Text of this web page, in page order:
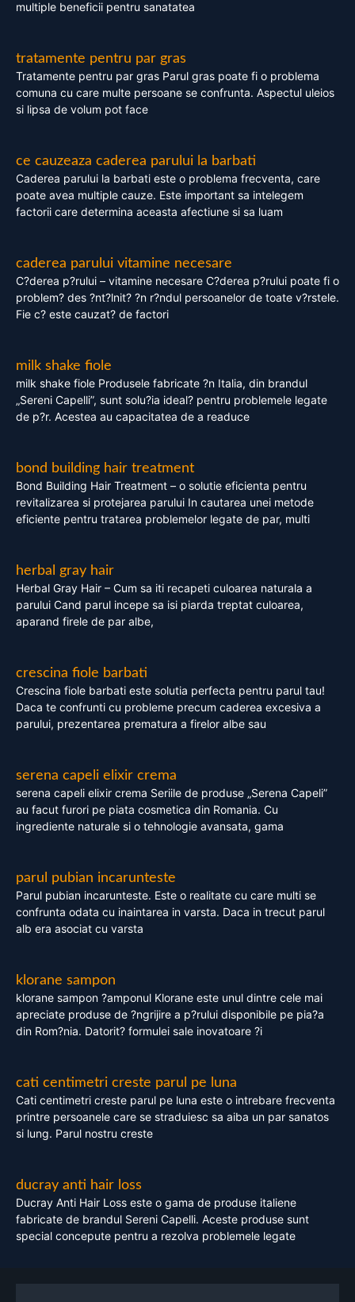
multiple beneficii pentru sanatatea
tratamente pentru par gras
Tratamente pentru par gras Parul gras poate fi o problema
comuna cu care multe persoane se confrunta. Aspectul uleios
si lipsa de volum pot face
ce cauzeaza caderea parului la barbati
Caderea parului la barbati este o problema frecventa, care
poate avea multiple cauze. Este important sa intelegem
factorii care determina aceasta afectiune si sa luam
caderea parului vitamine necesare
C?derea p?rului – vitamine necesare C?derea p?rului poate fi o
problem? des ?nt?lnit? ?n r?ndul persoanelor de toate v?rstele.
Fie c? este cauzat? de factori
milk shake fiole
milk shake fiole Produsele fabricate ?n Italia, din brandul
„Sereni Capelli”, sunt solu?ia ideal? pentru problemele legate
de p?r. Acestea au capacitatea de a readuce
bond building hair treatment
Bond Building Hair Treatment – o solutie eficienta pentru
revitalizarea si protejarea parului In cautarea unei metode
eficiente pentru tratarea problemelor legate de par, multi
herbal gray hair
Herbal Gray Hair – Cum sa iti recapeti culoarea naturala a
parului Cand parul incepe sa isi piarda treptat culoarea,
aparand firele de par albe,
crescina fiole barbati
Crescina fiole barbati este solutia perfecta pentru parul tau!
Daca te confrunti cu probleme precum caderea excesiva a
parului, prezentarea prematura a firelor albe sau
serena capeli elixir crema
serena capeli elixir crema Seriile de produse „Serena Capeli”
au facut furori pe piata cosmetica din Romania. Cu
ingrediente naturale si o tehnologie avansata, gama
parul pubian incarunteste
Parul pubian incarunteste. Este o realitate cu care multi se
confrunta odata cu inaintarea in varsta. Daca in trecut parul
alb era asociat cu varsta
klorane sampon
klorane sampon ?amponul Klorane este unul dintre cele mai
apreciate produse de ?ngrijire a p?rului disponibile pe pia?a
din Rom?nia. Datorit? formulei sale inovatoare ?i
cati centimetri creste parul pe luna
Cati centimetri creste parul pe luna este o intrebare frecventa
printre persoanele care se straduiesc sa aiba un par sanatos
si lung. Parul nostru creste
ducray anti hair loss
Ducray Anti Hair Loss este o gama de produse italiene
fabricate de brandul Sereni Capelli. Aceste produse sunt
special concepute pentru a rezolva problemele legate